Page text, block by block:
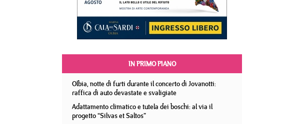
IN PRIMO PIANO
Olbia, notte di furti durante il concerto di Jovanotti:
raffica di auto devastate e svaligiate
Adattamento climatico e tutela dei boschi: al via il
progetto “Silvas et Saltos”